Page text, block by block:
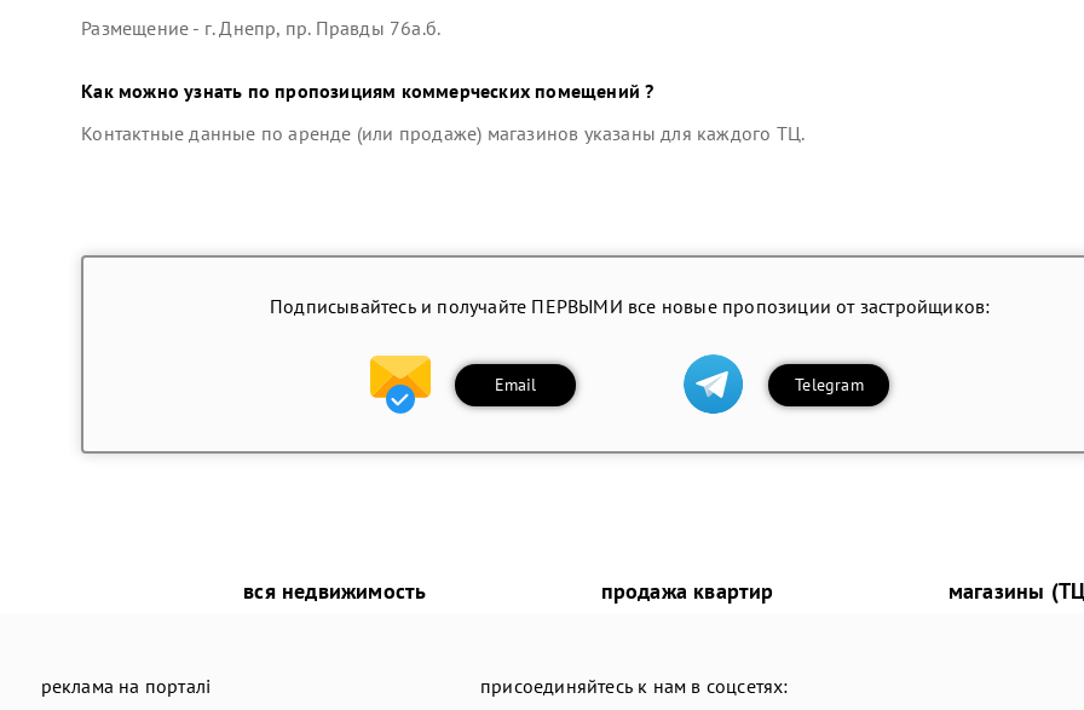
Размещение - г. Днепр, пр. Правды 76а.б.
Как можно узнать по пропозициям коммерческих помещений ?
Контактные данные по аренде (или продаже) магазинов указаны для каждого ТЦ.
Подписывайтесь и получайте ПЕРВЫМИ все новые пропозиции от застройщиков:
Email Telegram
вся недвижимость продажа квартир магазины
реклама на порталі присоединяйтесь к нам в соцсетях: